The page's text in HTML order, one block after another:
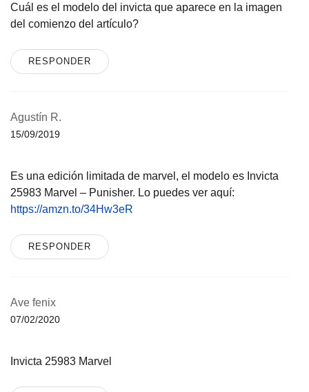
Cuál es el modelo del invicta que aparece en la imagen
del comienzo del artículo?
RESPONDER
Agustín R.
15/09/2019
Es una edición limitada de marvel, el modelo es Invicta
25983 Marvel – Punisher. Lo puedes ver aquí:
https://amzn.to/34Hw3eR
RESPONDER
Ave fenix
07/02/2020
Invicta 25983 Marvel